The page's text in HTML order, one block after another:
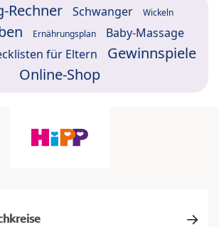
Rechner Schwanger Wickeln
Ernährungsplan Baby-Massage
für Eltern
Gewinnspiele
Online-Shop